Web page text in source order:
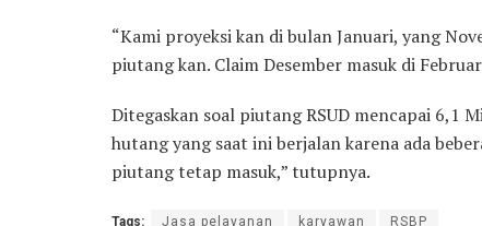
“Kami proyeksi kan di bulan Januari, yang
piutang kan. Claim Desember masuk di
Ditegaskan soal piutang RSUD mencapai 6,1
hutang yang saat ini berjalan karena ada
piutang tetap masuk,” tutupnya.
Tags: Jasa pelayanan karyawan RSBP